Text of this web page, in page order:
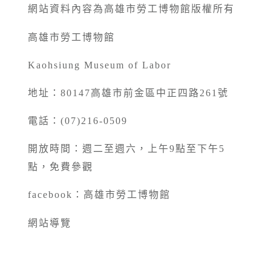
網站資料內容為高雄市勞工博物館版權所有
高雄市勞工博物館
Kaohsiung Museum of Labor
地址：80147高雄市前金區中正四路261號
電話：(07)216-0509
開放時間：週二至週六，上午9點至下午5
點，免費參觀
facebook： 高雄市勞工博物館
網站導覽